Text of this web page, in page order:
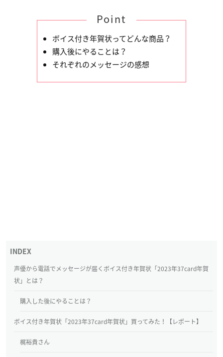
Point
ボイス付き年賀状ってどんな商品？
購入後にやることは？
それぞれのメッセージの感想
声優から電話でメッセージが届くボイス付き年賀状「2023年37card年賀
状」とは？
購入した後にやることは？
ボイス付き年賀状「2023年37card年賀状」買ってみた！【レポート】
梶裕貴さん